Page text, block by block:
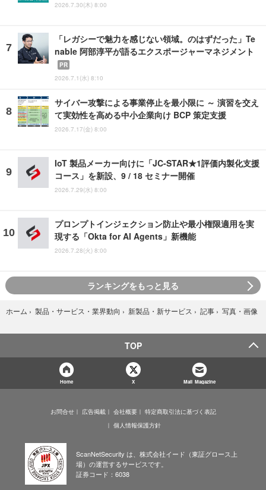
2026.7.30(木) 8:00
「レガシーで魅力を感じない領域。のはずだった」Te
nable 阿部淳平が語るエクスポージャーマネジメント
PR
2026.7.1(水) 8:10
サイバー攻撃による事業停止を最小限に ～ 演習を交え
て実効性を高める中小企業向け BCP 策定支援
2026.7.17(金) 8:00
IoT 製品メーカー向けに「JC-STAR★1評価内製化支援
コース」を新設、9 / 18 セミナー開催
2026.7.29(水) 8:00
プロンプトインジェクション防止や最小権限適用を実
現する「Okta for AI Agents」新機能
2026.7.28(火) 8:00
ランキングをもっと見る
ホーム › 製品・サービス・業界動向 › 新製品・新サービス › 記事 › 写真・画像
TOP
Home X Mail Magazine
お問合せ 広告掲載 会社概要
特定商取引法に基づく表記
個人情報保護方針
ScanNetSecurity は、株式会社イード（東証グロース上
場）の運営するサービスです。
証券コード：6038